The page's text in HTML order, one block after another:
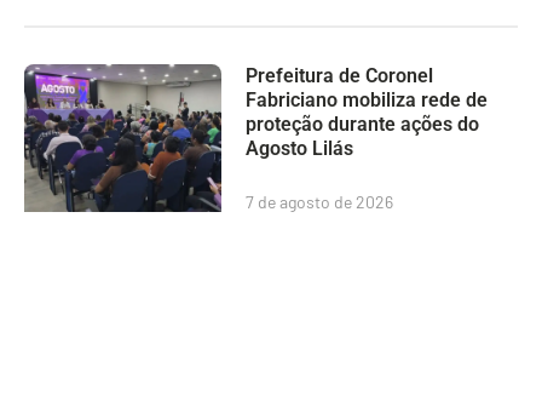
Prefeitura de Coronel
Fabriciano mobiliza rede de
proteção durante ações do
Agosto Lilás
7 de agosto de 2026